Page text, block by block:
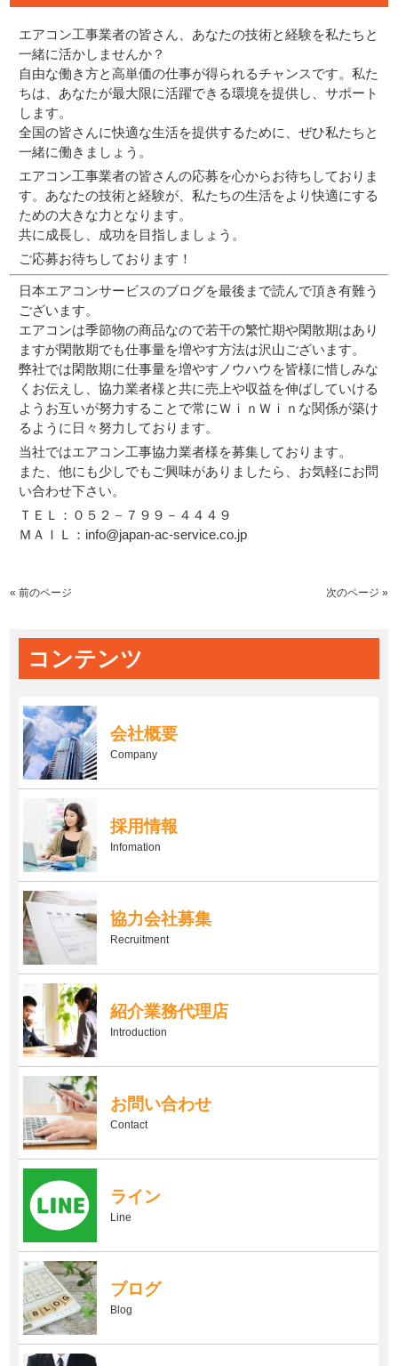
エアコン工事業者の皆さん、あなたの技術と経験を私たちと
一緒に活かしませんか？
自由な働き方と高単価の仕事が得られるチャンスです。私た
ちは、あなたが最大限に活躍できる環境を提供し、サポート
します。
全国の皆さんに快適な生活を提供するために、ぜひ私たちと
一緒に働きましょう。
エアコン工事業者の皆さんの応募を心からお待ちしておりま
す。あなたの技術と経験が、私たちの生活をより快適にする
ための大きな力となります。
共に成長し、成功を目指しましょう。
ご応募お待ちしております！
日本エアコンサービスのブログを最後まで読んで頂き有難う
ございます。
エアコンは季節物の商品なので若干の繁忙期や閑散期はあり
ますが閑散期でも仕事量を増やす方法は沢山ございます。
弊社では閑散期に仕事量を増やすノウハウを皆様に惜しみな
くお伝えし、協力業者様と共に売上や収益を伸ばしていける
ようお互いが努力することで常にＷｉｎＷｉｎな関係が築け
るように日々努力しております。
当社ではエアコン工事協力業者様を募集しております。
また、他にも少しでもご興味がありましたら、お気軽にお問
い合わせ下さい。
ＴＥＬ：０５２－７９９－４４４９
ＭＡＩＬ：info@japan-ac-service.co.jp
« 前のページ 次のページ »
コンテンツ
会社概要
Company
採用情報
Infomation
協力会社募集
Recruitment
紹介業務代理店
Introduction
お問い合わせ
Contact
ライン
Line
ブログ
Blog